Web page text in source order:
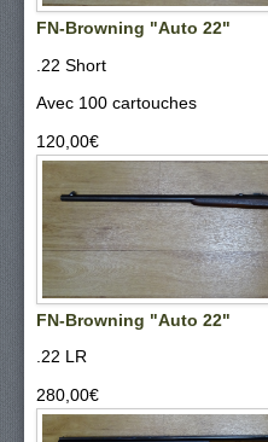
FN-Browning "Auto 22"
.22 Short
Avec 100 cartouches
120,00‎€
FN-Browning "Auto 22"
.22 LR
280,00‎€